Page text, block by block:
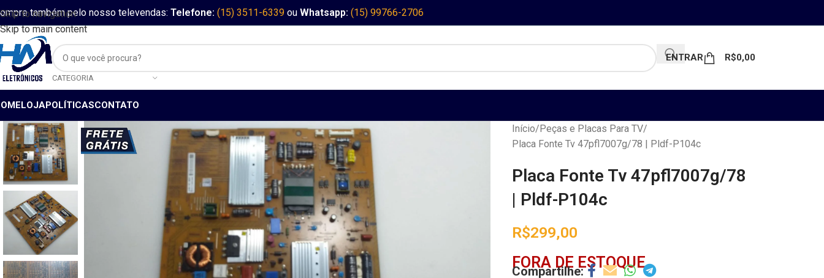
Skip to navigation
Skip to main content
também pelo nosso televendas: Telefone: (15) 3511-6339 ou Whatsapp: (15) 99766-2706
CATEGORIA
ENTRAR R$0,00
LOJAPOLÍTICASCONTATO
Início Peças e Placas Para TV
Placa Fonte Tv 47pfl7007g/78 | Pldf-P104c
Placa Fonte Tv 47pfl7007g/78
| Pldf-P104c
R$299,00
FORA DE ESTOQUE